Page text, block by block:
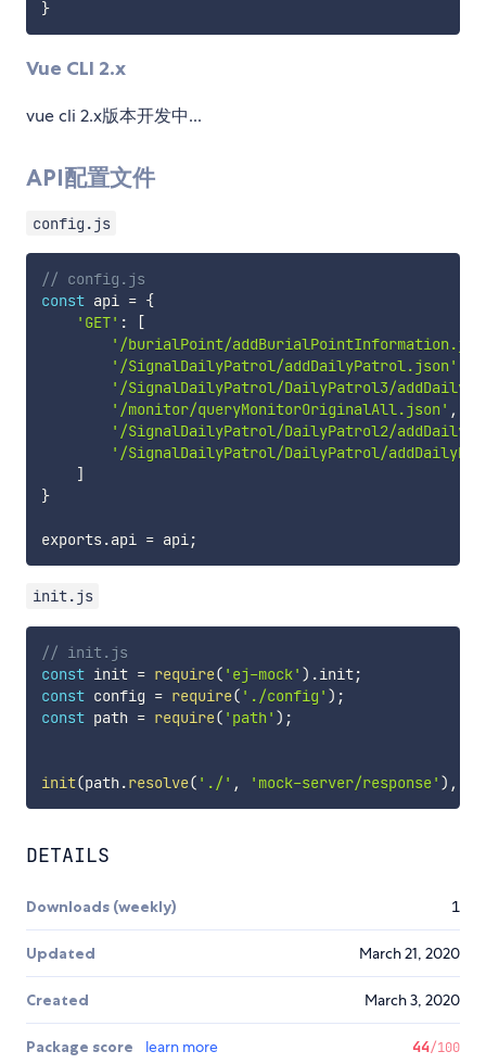
}
Vue CLI 2.x
vue cli 2.x版本开发中...
API配置文件
config.js
// config.js
const api = {
'GET' :
[
'/burialPoint/
'/SignalDailyPatrol/addDailyPatrol.json'
'/SignalDailyPatrol/DailyPatrol3/
'/monitor/queryMonitorOriginalAll.json' ,
'/SignalDailyPatrol/DailyPatrol2/
'/SignalDailyPatrol/DailyPatrol/
]
}
exports.api = api;
init.js
// init.js
const init = require( 'ej-mock' ) .init;
const config = require( './config' ) ;
const path = require( 'path' ) ;
init(path .resolve( './' , 'mock-server/response' ) ,
DETAILS
Downloads (weekly) 1
Updated March 21, 2020
Created March 3, 2020
Package score learn more 44/100